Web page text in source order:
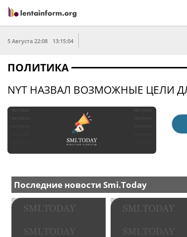
5 Августа 22:08 13:15:04
ПОЛИТИКА
NYT НАЗВАЛ ВОЗМОЖНЫЕ ЦЕЛИ